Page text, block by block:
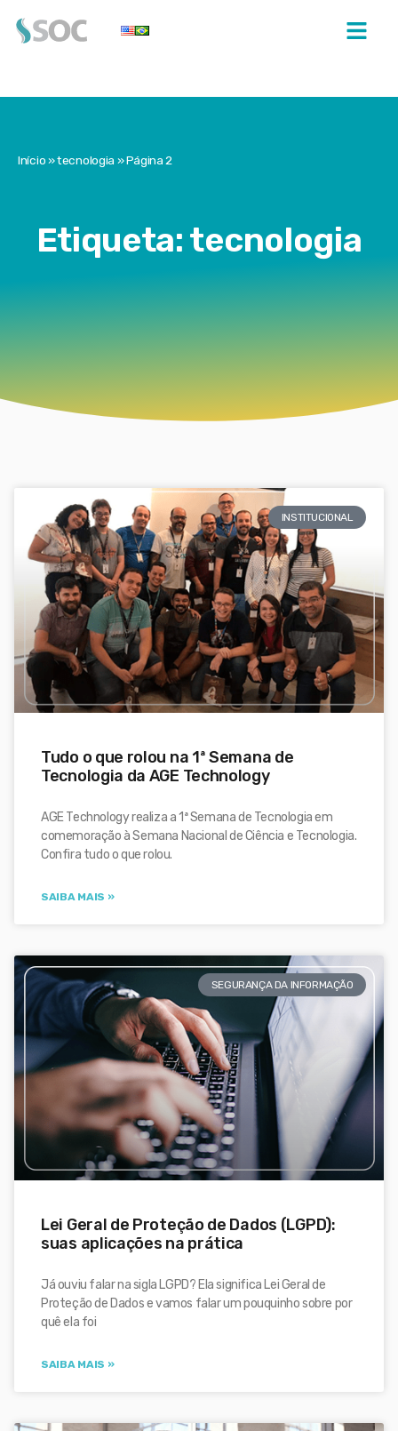
Início»tecnologia »Página 2
Etiqueta: tecnologia
INSTITUCIONAL
Tudo o que rolou na 1ª Semana de
Tecnologia da AGE Technology
AGE Technology realiza a 1ª Semana de Tecnologia em
comemoração à Semana Nacional de Ciência e Tecnologia.
Confira tudo o que rolou.
SAIBA MAIS »
SEGURANÇA DA INFORMAÇÃO
Lei Geral de Proteção de Dados (LGPD):
suas aplicações na prática
Já ouviu falar na sigla LGPD? Ela significa Lei Geral de
Proteção de Dados e vamos falar um pouquinho sobre por
quê ela foi
SAIBA MAIS »